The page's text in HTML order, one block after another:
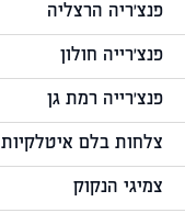
פנצ'ריה הרצליה
פנצ'רייה חולון
פנצ'רייה רמת גן
צלחות בלם איטלקיות
צמיגי הנקוק